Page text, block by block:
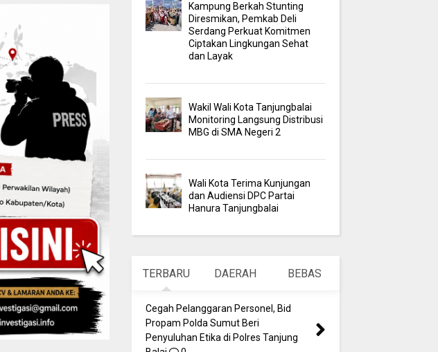
Kampung Berkah Stunting
Diresmikan, Pemkab Deli
Serdang Perkuat Komitmen
Ciptakan Lingkungan Sehat
dan Layak
Wakil Wali Kota Tanjungbalai
Monitoring Langsung Distribusi
MBG di SMA Negeri 2
Wali Kota Terima Kunjungan
dan Audiensi DPC Partai
Hanura Tanjungbalai
TERBARU DAERAH BEBAS
Cegah Pelanggaran Personel, Bid
Propam Polda Sumut Beri
Penyuluhan Etika di Polres Tanjung